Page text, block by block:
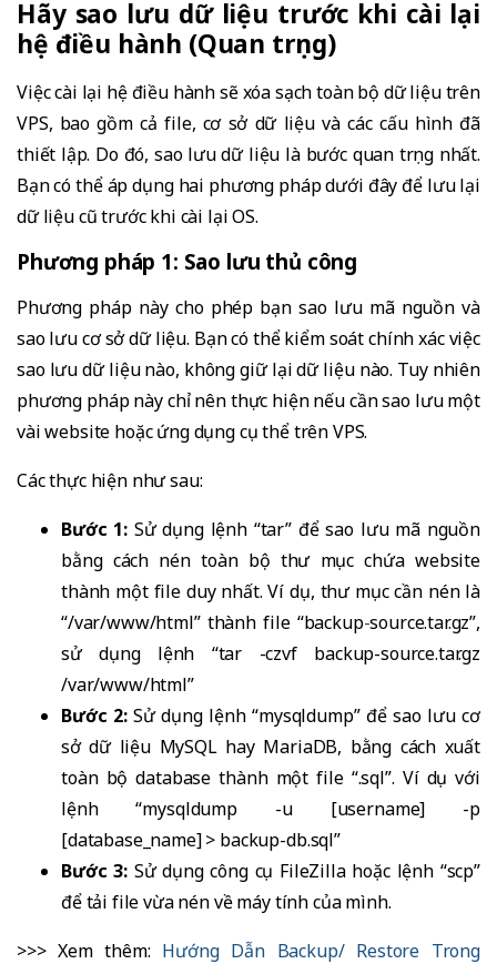
Hãy sao lưu dữ liệu trước khi cài lại
hệ điều hành (Quan trọng)
Việc cài lại hệ điều hành sẽ xóa sạch toàn bộ dữ liệu trên
VPS, bao gồm cả file, cơ sở dữ liệu và các cấu hình đã
thiết lập. Do đó, sao lưu dữ liệu là bước quan trọng nhất.
Bạn có thể áp dụng hai phương pháp dưới đây để lưu lại
dữ liệu cũ trước khi cài lại OS.
Phương pháp 1: Sao lưu thủ công
Phương pháp này cho phép bạn sao lưu mã nguồn và
sao lưu cơ sở dữ liệu. Bạn có thể kiểm soát chính xác việc
sao lưu dữ liệu nào, không giữ lại dữ liệu nào. Tuy nhiên
phương pháp này chỉ nên thực hiện nếu cần sao lưu một
vài website hoặc ứng dụng cụ thể trên VPS.
Các thực hiện như sau:
Bước 1: Sử dụng lệnh “tar” để sao lưu mã nguồn
bằng cách nén toàn bộ thư mục chứa website
thành một file duy nhất. Ví dụ, thư mục cần nén là
“/var/www/html” thành file “backup-source.tar.gz”,
sử dụng lệnh “tar -czvf backup-source.tar.gz
/var/www/html”
Bước 2:Sử dụng lệnh “mysqldump” để sao lưu cơ
sở dữ liệu MySQL hay MariaDB, bằng cách xuất
toàn bộ database thành một file “.sql”. Ví dụ với
lệnh “mysqldump -u [username] -p
[database_name] > backup-db.sql”
Bước 3: Sử dụng công cụ FileZilla hoặc lệnh “scp”
để tải file vừa nén về máy tính của mình.
>>> Xem thêm: Hướng Dẫn Backup/ Restore Trong